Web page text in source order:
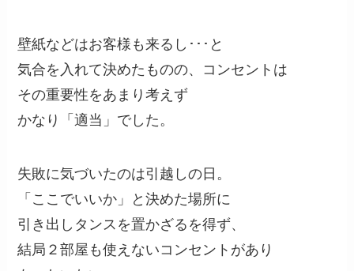
壁紙などはお客様も来るし･･･と
気合を入れて決めたものの、コンセントは
その重要性をあまり考えず
かなり「適当」でした。
失敗に気づいたのは引越しの日。
「ここでいいか」と決めた場所に
引き出しタンスを置かざるを得ず、
結局２部屋も使えないコンセントがあり